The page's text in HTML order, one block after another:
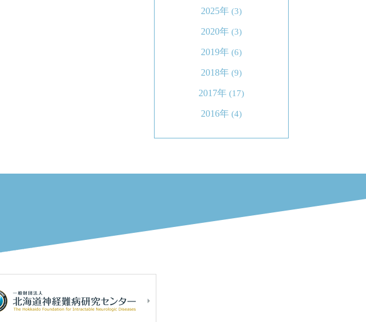
2025年 (3)
2020年 (3)
2019年 (6)
2018年 (9)
2017年 (17)
2016年 (4)